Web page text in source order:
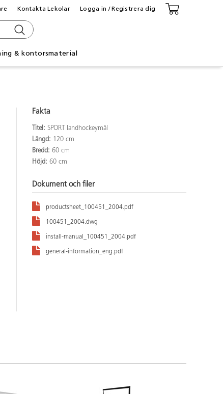
& kontorsmaterial
Kontakta Lekolar Logga in / Registrera dig
Fakta
Titel: SPORT landhockeymål
Längd: 120 cm
Bredd: 60 cm
Höjd: 60 cm
Dokument och filer
productsheet_100451_2004.pdf
100451_2004.dwg
install-manual_100451_2004.pdf
general-information_eng.pdf